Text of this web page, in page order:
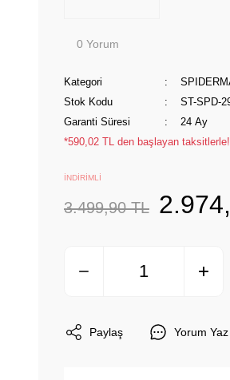
0 Yorum
Kategori
Stok Kodu
ST-SPD-
Garanti Süresi
24 Ay
*590,02 TL den başlayan taksitlerle!
İNDİRİMLİ
3.499,90 TL
Paylaş Yorum Yaz